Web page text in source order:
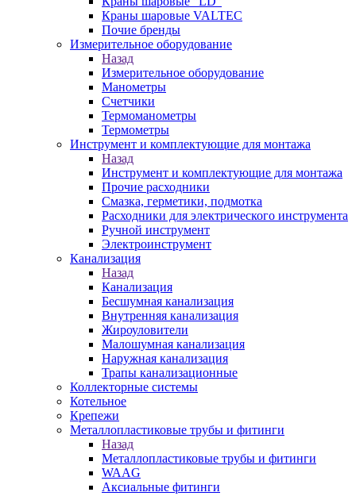
Краны шаровые VALTEC
Почие бренды
Измерительное оборудование
Назад
Измерительное оборудование
Манометры
Счетчики
Термоманометры
Термометры
Инструмент и комплектующие для монтажа
Назад
Инструмент и комплектующие для монтажа
Прочие расходники
Смазка, герметики, подмотка
Расходники для электрического инструмента
Ручной инструмент
Электроинструмент
Канализация
Назад
Канализация
Бесшумная канализация
Внутренняя канализация
Жироуловители
Малошумная канализация
Наружная канализация
Трапы канализационные
Коллекторные системы
Котельное
Крепежи
Металлопластиковые трубы и фитинги
Назад
Металлопластиковые трубы и фитинги
WAAG
Аксиальные фитинги